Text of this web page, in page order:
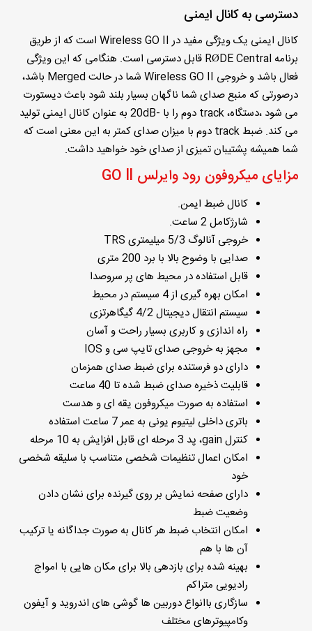
دسترسی به کانال ایمنی
کانال ایمنی یک ویژگی مفید در Wireless GO II است که از طریق
برنامه RØDE Central قابل دسترسی است. هنگامی که این ویژگی
فعال باشد و خروجی Wireless GO II شما در حالت Merged باشد،
درصورتی که منبع صدای شما ناگهان بسیار بلند شود باعث دیستورت
می شود ،دستگاه، track دوم را با -20dB به عنوان کانال ایمنی تولید
می کند. ضبط track دوم با میزان صدای کمتر به این معنی است که
شما همیشه پشتیبان تمیزی از صدای خود خواهید داشت.
مزایای میکروفون رود وایرلس GO ll
کانال ضبط ایمن.
شارژکامل 2 ساعت.
خروجی آنالوگ 5/3 میلیمتری TRS
صدایی با وضوح بالا با برد 200 متری
قابل استفاده در محیط های پر سروصدا
امکان بهره گیری از 4 سیستم در محیط
سیستم انتقال دیجیتال 4/2 گیگاهرتزی
راه اندازی و کاربری بسیار راحت و آسان
مجهز به خروجی صدای تایپ سی و IOS
دارای دو فرستنده برای ضبط صدای همزمان
قابلیت ذخیره صدای ضبط شده تا 40 ساعت
استفاده به صورت میکروفون یقه ای و هدست
باتری داخلی لیتیوم یونی به عمر 7 ساعت استفاده
کنترل gain، پد 3 مرحله ای قابل افزایش به 10 مرحله
امکان اعمال تنظیمات شخصی متناسب با سلیقه شخصی
خود
دارای صفحه نمایش بر روی گیرنده برای نشان دادن
وضعیت ضبط
امکان انتخاب ضبط هر کانال به صورت جداگانه یا ترکیب
آن ها با هم
بهینه شده برای بازدهی بالا برای مکان هایی با امواج
رادیویی متراکم
سازگاری باانواع دوربین ها گوشی های اندروید و آیفون
وکامپیوترهای مختلف